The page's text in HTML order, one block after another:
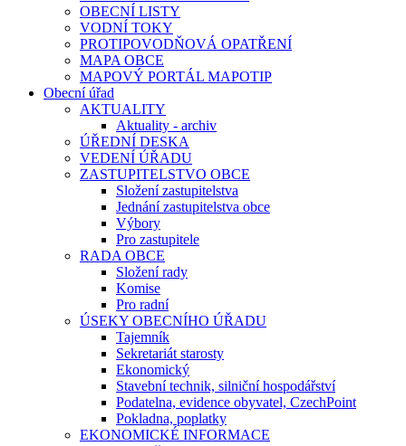
OBECNÍ LISTY
VODNÍ TOKY
PROTIPOVODŇOVÁ OPATŘENÍ
MAPA OBCE
MAPOVÝ PORTÁL MAPOTIP
Obecní úřad
AKTUALITY
Aktuality - archiv
ÚŘEDNÍ DESKA
VEDENÍ ÚŘADU
ZASTUPITELSTVO OBCE
Složení zastupitelstva
Jednání zastupitelstva obce
Výbory
Pro zastupitele
RADA OBCE
Složení rady
Komise
Pro radní
ÚSEKY OBECNÍHO ÚŘADU
Tajemník
Sekretariát starosty
Ekonomický
Stavební technik, silniční hospodářství
Podatelna, evidence obyvatel, CzechPoint
Pokladna, poplatky
EKONOMICKÉ INFORMACE